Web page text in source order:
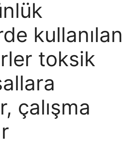
kullanılan
toksik
çalışma